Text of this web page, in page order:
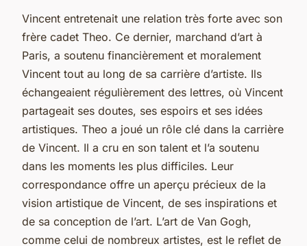
Vincent entretenait une relation très forte avec son
frère cadet Theo. Ce dernier, marchand d’art à
Paris, a soutenu financièrement et moralement
Vincent tout au long de sa carrière d’artiste. Ils
échangeaient régulièrement des lettres, où Vincent
partageait ses doutes, ses espoirs et ses idées
artistiques. Theo a joué un rôle clé dans la carrière
de Vincent. Il a cru en son talent et l’a soutenu
dans les moments les plus difficiles. Leur
correspondance offre un aperçu précieux de la
vision artistique de Vincent, de ses inspirations et
de sa conception de l’art. L’art de Van Gogh,
comme celui de nombreux artistes, est le reflet de